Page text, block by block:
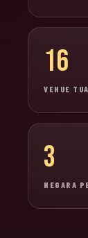
16
VENUE
3
NEGARA